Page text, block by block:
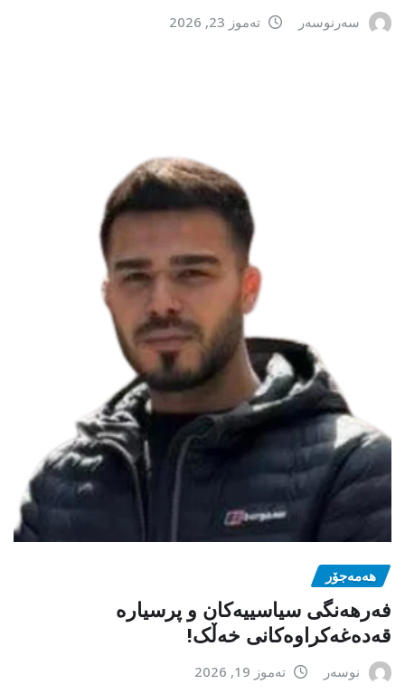
سەرنوسەر تەموز 23, 2026
هەمەجۆر
فەرهەنگی سیاسییەکان و پرسیارە
قەدەغەکراوەکانی خەڵک!
نوسەر تەموز 19, 2026